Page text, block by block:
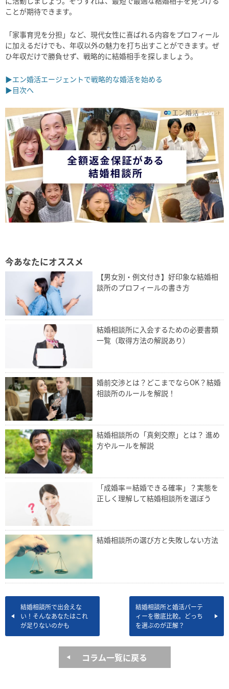
ことが期待できます。
「家事育児を分担」など、現代女性に喜ばれる内容をプロフィール
に加えるだけでも、年収以外の魅力を打ち出すことができます。ぜ
ひ年収だけで勝負せず、戦略的に結婚相手を探しましょう。
▶エン婚活エージェントで戦略的な婚活を始める
▶目次へ
今あなたにオススメ
【男女別・例文付き】好印象な結婚相
談所のプロフィールの書き方
結婚相談所に入会するための必要書類
一覧（取得方法の解説あり）
婚前交渉とは？どこまでならOK？結婚
相談所のルールを解説！
結婚相談所の「真剣交際」とは？ 進め
方やルールを解説
「成婚率＝結婚できる確率」？実態を
正しく理解して結婚相談所を選ぼう
結婚相談所の選び方と失敗しない方法
結婚相談所で出会えな
い！そんなあなたはこれ
が足りないのかも
結婚相談所と婚活パーテ
ィーを徹底比較。どっち
を選ぶのが正解？
コラム一覧に戻る